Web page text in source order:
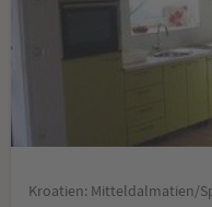
Kroatien: Mitteldalmatien/